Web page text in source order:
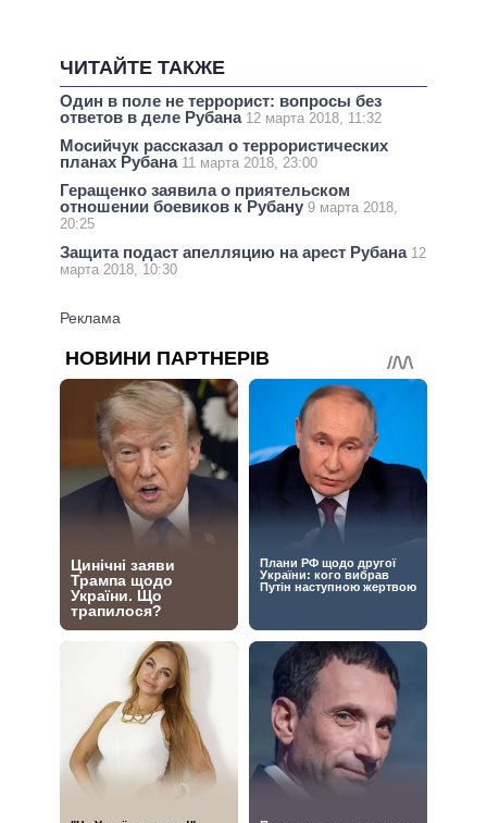
ЧИТАЙТЕ ТАКЖЕ
Один в поле не террорист: вопросы без
ответов в деле Рубана 12 марта 2018, 11:32
Мосийчук рассказал о террористических
планах Рубана 11 марта 2018, 23:00
Геращенко заявила о приятельском
отношении боевиков к Рубану 9 марта 2018,
20:25
Защита подаст апелляцию на арест Рубана 12
марта 2018, 10:30